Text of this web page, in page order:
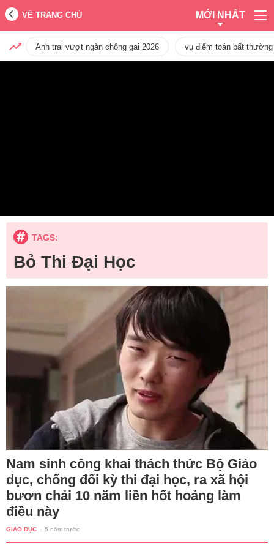
VỀ TRANG CHỦ MỚI NHẤT
Anh trai vượt ngàn chông gai 2026 vụ điểm toán bất
TAGS:
Bỏ Thi Đại Học
Nam sinh công khai thách thức Bộ Giáo
dục, chống đối kỳ thi đại học, ra xã hội
bươn chải 10 năm liền hốt hoảng làm
điều này
GIÁO DỤC - 5 năm trước